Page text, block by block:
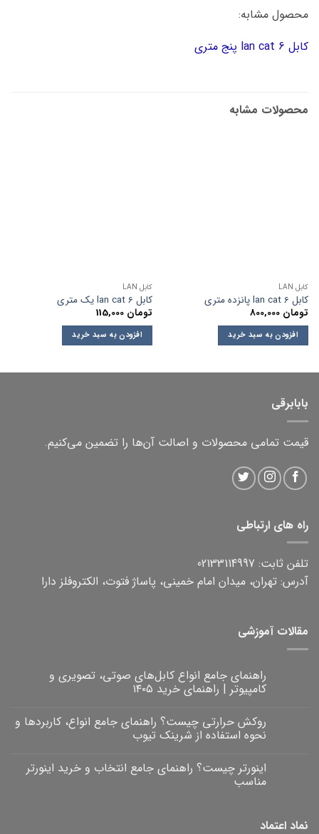
محصول مشابه:
کابل lan cat 6 پنج متری
محصولات مشابه
کابل LAN
کابل lan cat 6 پانزده متری
تومان
افزودن به سبد خرید
کابل LAN
کابل lan cat 6 یک متری
تومان
افزودن به سبد خرید
بابابرقی
قیمت تمامی محصولات و اصالت آن‌ها را تضمین می‌کنیم.
راه های ارتباطی
تلفن ثابت: 02133114997
آدرس: تهران، میدان امام خمینی، پاساژ فتوت، الکتروفلز دارا
مقالات آموزشی
راهنمای جامع انواع کابل‌های صوتی، تصویری و
کامپیوتر | راهنمای خرید ۱۴۰۵
برای
راهنمای
جامع
صوتی،
تصویری
و
خرید
ثبت
نشده
روکش حرارتی چیست؟ راهنمای جامع انواع، کاربردها و
نحوه استفاده از شرینک تیوب
برای
روکش
حرارتی
انواع،
ثبت
نشده
اینورتر چیست؟ راهنمای جامع انتخاب و خرید اینورتر
مناسب
اینورتر
نشده
نماد اعتماد